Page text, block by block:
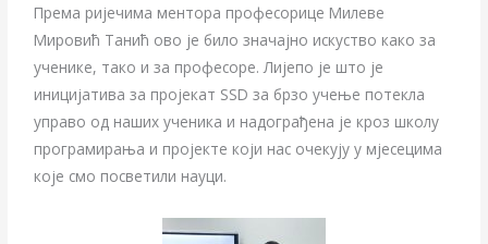
Према ријечима ментора професорице Милеве
Мировић Танић ово је било значајно искуство како за
ученике, тако и за професоре. Лијепо је што је
иницијатива за пројекат SSD за брзо учење потекла
управо од наших ученика и надограђена је кроз школу
програмирања и пројекте који нас очекују у мјесецима
које смо посветили науци.